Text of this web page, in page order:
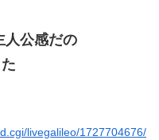
人公感だの
livegalileo/1727704676/